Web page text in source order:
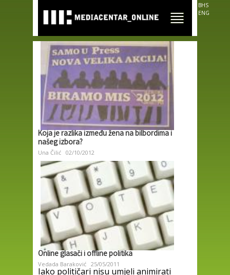
main
content
BHS
ENG
Koja je razlika između žena na bilbordima i
našeg izbora?
Una Čilić 02/10/2012
Online glasači i offline politika
Vedada Baraković 25/05/2011
Iako političari nisu umjeli animirati